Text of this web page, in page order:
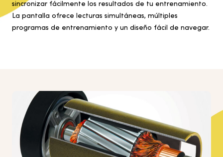
sincronizar fácilmente los resultados de tu entrenamiento.
La pantalla ofrece lecturas simultáneas, múltiples
programas de entrenamiento y un diseño fácil de navegar.